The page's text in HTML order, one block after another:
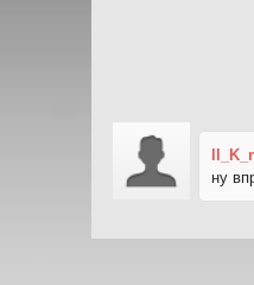
ну